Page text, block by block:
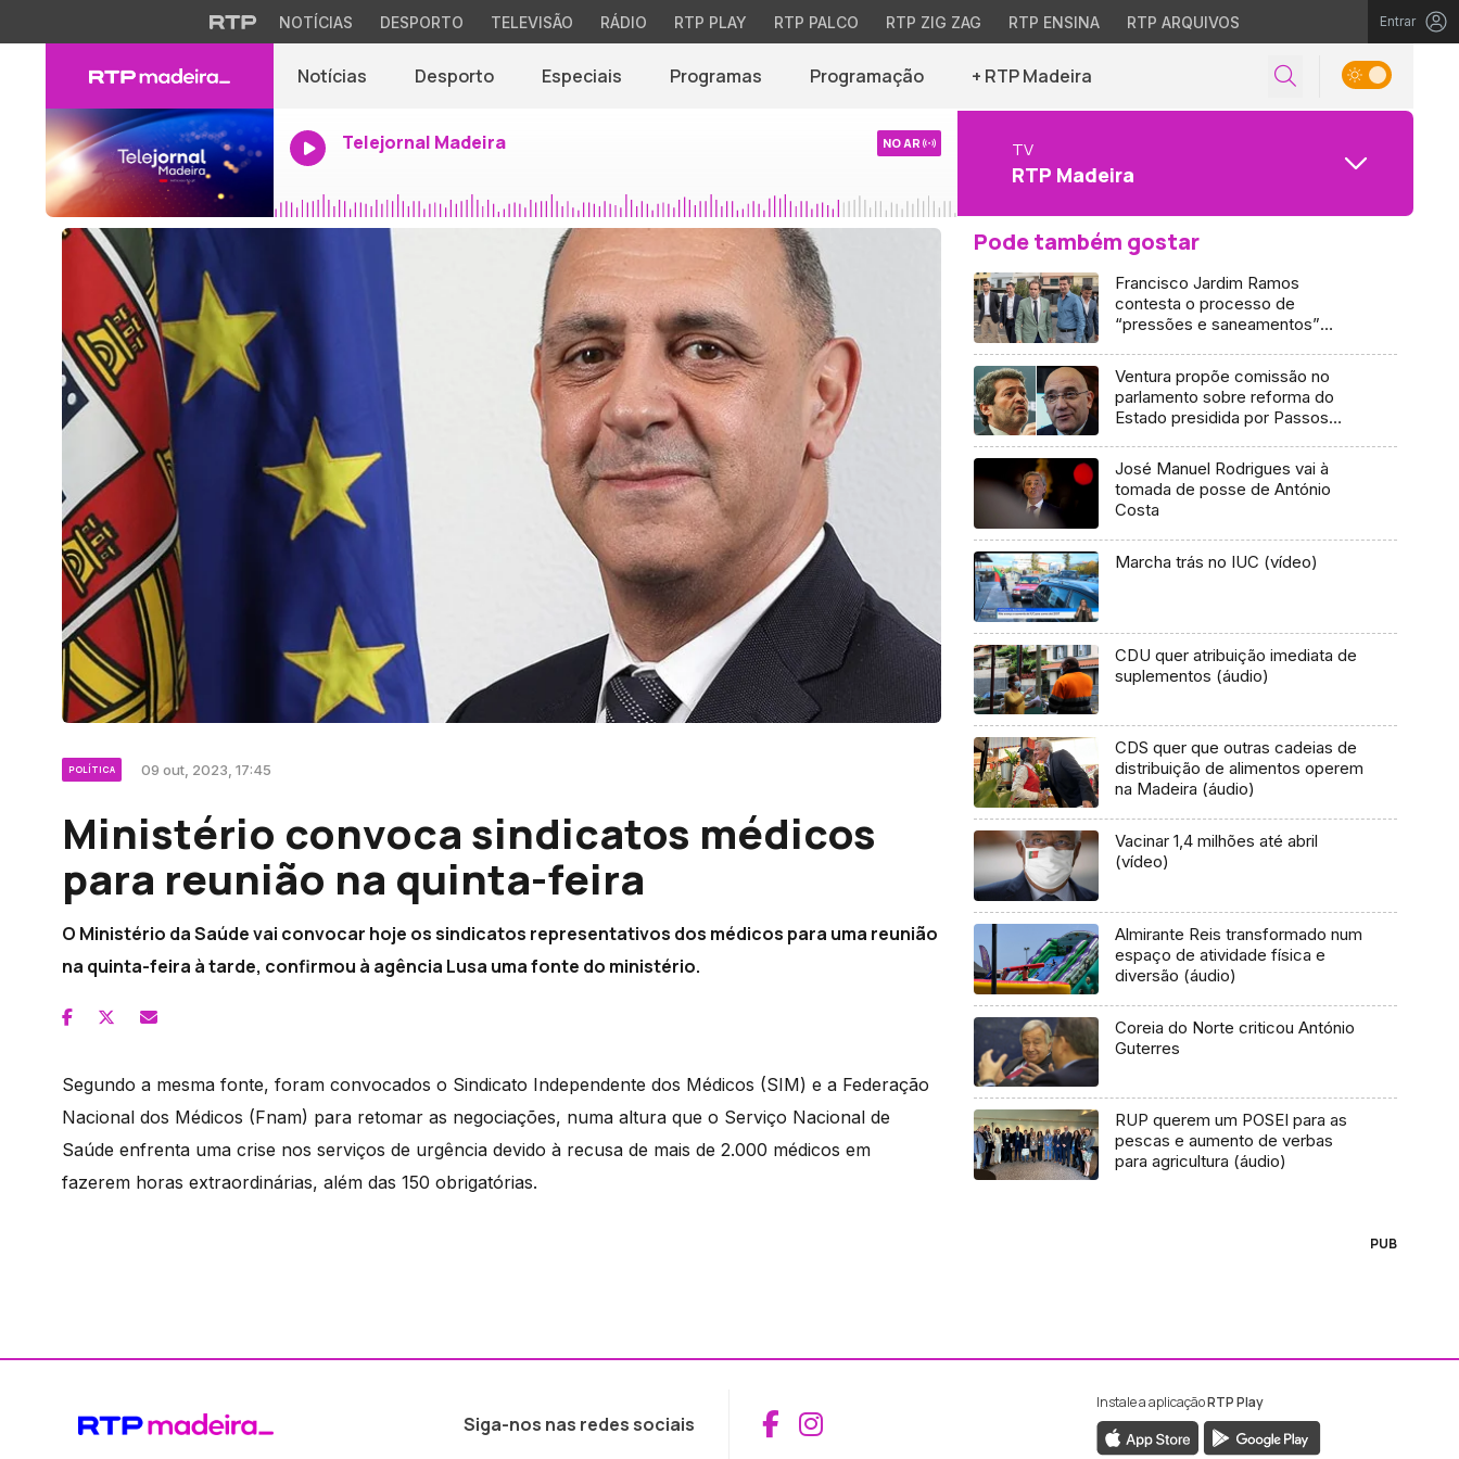
NOTÍCIAS DESPORTO TELEVISÃO RÁDIO RTP PLAY RTP PALCO RTP ZIG ZAG RTP ENSINA RTP ARQUIVOS Entrar
Notícias Desporto Especiais Programas Programação + RTP Madeira
Telejornal Madeira NO AR TV
RTP Madeira
POLÍTICA 09 out, 2023, 17:45
Ministério convoca sindicatos médicos
para reunião na quinta-feira
O Ministério da Saúde vai convocar hoje os sindicatos representativos dos médicos para uma reunião
na quinta-feira à tarde, confirmou à agência Lusa uma fonte do ministério.
Segundo a mesma fonte, foram convocados o Sindicato Independente dos Médicos (SIM) e a Federação
Nacional dos Médicos (Fnam) para retomar as negociações, numa altura que o Serviço Nacional de
Saúde enfrenta uma crise nos serviços de urgência devido à recusa de mais de 2.000 médicos em
fazerem horas extraordinárias, além das 150 obrigatórias.
Pode também gostar
Francisco Jardim Ramos
contesta o processo de
“pressões e saneamentos”
Ventura propõe comissão no
parlamento sobre reforma do
Estado presidida por Passos
José Manuel Rodrigues vai à
tomada de posse de António
Costa
Marcha trás no IUC (vídeo)
CDU quer atribuição imediata de
suplementos (áudio)
CDS quer que outras cadeias de
distribuição de alimentos operem
na Madeira (áudio)
Vacinar 1,4 milhões até abril
(vídeo)
Almirante Reis transformado num
espaço de atividade física e
diversão (áudio)
Coreia do Norte criticou António
Guterres
RUP querem um POSEI para as
pescas e aumento de verbas
para agricultura (áudio)
PUB
Siga-nos nas redes sociais Aceder ao Facebook da RTP Madeira
Aceder ao Instagram da RTP Madeira
Instale a aplicaçãoRTP Play